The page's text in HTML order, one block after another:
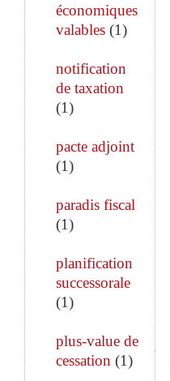
économiques
valables (1)
notification
de taxation
(1)
pacte adjoint
(1)
paradis fiscal
(1)
planification
successorale
(1)
plus-value de
cessation (1)